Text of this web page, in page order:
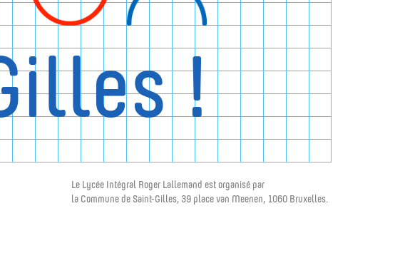
!
Le Lycée Intégral Roger Lallemand est organisé par
la Commune de Saint-Gilles, 39 place van Meenen, 1060 Bruxelles.